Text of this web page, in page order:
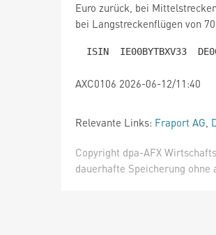
Euro zurück, bei
bei Langstreckenflügen von
AXC0106 2026-06-12/11:40
Relevante Links: Fraport AG,
Copyright dpa-AFX
dauerhafte Speicherung